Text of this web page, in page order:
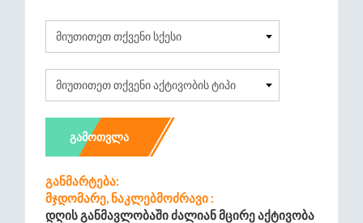
ᲒᲐᲛᲝᲗᲕᲚᲐ
Განმარტება:
Მჯდომარე, Ნაკლებმოძრავი :
Დღის Განმავლობაში Ძალიან Მცირე Აქტივობა